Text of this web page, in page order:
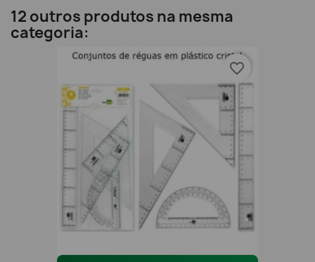
12 outros produtos na mesma
categoria:
favorite_border